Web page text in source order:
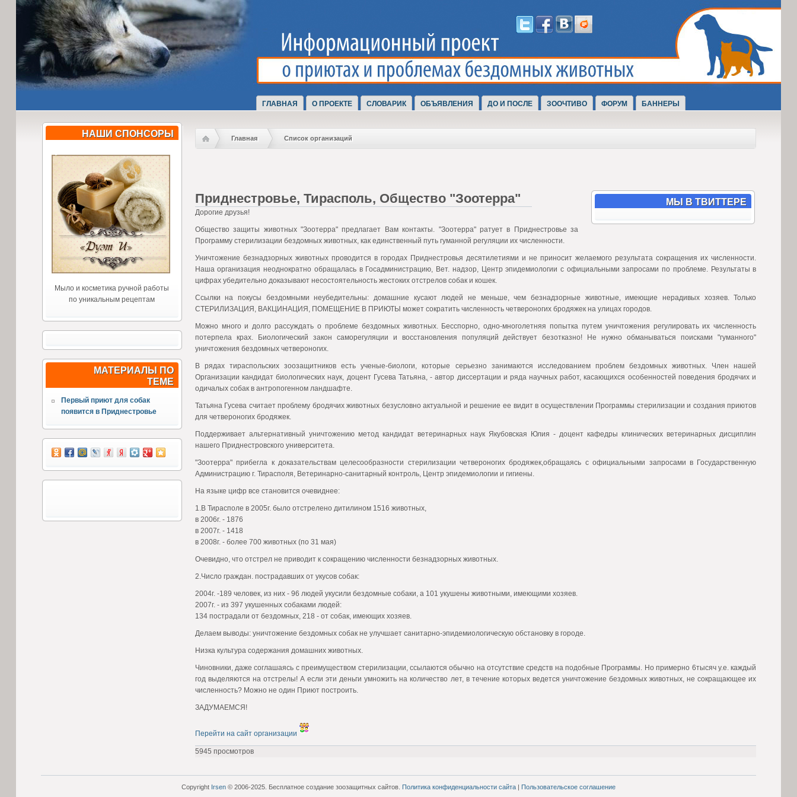
ГЛАВНАЯ О ПРОЕКТЕ СЛОВАРИК ОБЪЯВЛЕНИЯ ДО И ПОСЛЕ ЗООЧТИВО ФОРУМ БАННЕРЫ
НАШИ СПОНСОРЫ
Мыло и косметика ручной работы
по уникальным рецептам
МАТЕРИАЛЫ ПО
ТЕМЕ
Первый приют для собак
появится в Приднестровье
Главная Список организаций
МЫ В ТВИТТЕРЕ
Приднестровье, Тирасполь, Общество "Зоотерра"
Дорогие друзья!
Общество защиты животных "Зоотерра" предлагает Вам контакты. "Зоотерра" ратует в Приднестровье за
Программу стерилизации бездомных животных, как единственный путь гуманной регуляции их численности.
Уничтожение безнадзорных животных проводится в городах Приднестровья десятилетиями и не приносит желаемого результата сокращения их численности.
Наша организация неоднократно обращалась в Госадминистрацию, Вет. надзор, Центр эпидемиологии с официальными запросами по проблеме. Результаты в
цифрах убедительно доказывают несостоятельность жестоких отстрелов собак и кошек.
Ссылки на покусы бездомными неубедительны: домашние кусают людей не меньше, чем безнадзорные животные, имеющие нерадивых хозяев. Только
СТЕРИЛИЗАЦИЯ, ВАКЦИНАЦИЯ, ПОМЕЩЕНИЕ В ПРИЮТЫ может сократить численность четвероногих бродяжек на улицах городов.
Можно много и долго рассуждать о проблеме бездомных животных. Бесспорно, одно-многолетняя попытка путем уничтожения регулировать их численность
потерпела крах. Биологический закон саморегуляции и восстановления популяций действует безотказно! Не нужно обманываться поисками "гуманного"
уничтожения бездомных четвероногих.
В рядах тираспольских зоозащитников есть ученые-биологи, которые серьезно занимаются исследованием проблем бездомных животных. Член нашей
Организации кандидат биологических наук, доцент Гусева Татьяна, - автор диссертации и ряда научных работ, касающихся особенностей поведения бродячих и
одичалых собак в антропогенном ландшафте.
Татьяна Гусева считает проблему бродячих животных безусловно актуальной и решение ее видит в осуществлении Программы стерилизации и создания приютов
для четвероногих бродяжек.
Поддерживает альтернативный уничтожению метод кандидат ветеринарных наук Якубовская Юлия - доцент кафедры клинических ветеринарных дисциплин
нашего Приднестровского университета.
"Зоотерра" прибегла к доказательствам целесообразности стерилизации четвероногих бродяжек,обращаясь с официальными запросами в Государственную
Администрацию г. Тирасполя, Ветеринарно-санитарный контроль, Центр эпидемиологии и гигиены.
На языке цифр все становится очевиднее:
1.В Тирасполе в 2005г. было отстрелено дитилином 1516 животных,
в 2006г. - 1876
в 2007г. - 1418
в 2008г. - более 700 животных (по 31 мая)
Очевидно, что отстрел не приводит к сокращению численности безнадзорных животных.
2.Число граждан. пострадавших от укусов собак:
2004г. -189 человек, из них - 96 людей укусили бездомные собаки, а 101 укушены животными, имеющими хозяев.
2007г. - из 397 укушенных собаками людей:
134 пострадали от бездомных, 218 - от собак, имеющих хозяев.
Делаем выводы: уничтожение бездомных собак не улучшает санитарно-эпидемиологическую обстановку в городе.
Низка культура содержания домашних животных.
Чиновники, даже соглашаясь с преимуществом стерилизации, ссылаются обычно на отсутствие средств на подобные Программы. Но примерно 6тысяч у.е. каждый
год выделяются на отстрелы! А если эти деньги умножить на количество лет, в течение которых ведется уничтожение бездомных животных, не сокращающее их
численность? Можно не один Приют построить.
ЗАДУМАЕМСЯ!
Перейти на сайт организации
5945 просмотров
Copyright Irsen © 2006-2025. Бесплатное создание зоозащитных сайтов. Политика конфиденциальности сайта | Пользовательское соглашение